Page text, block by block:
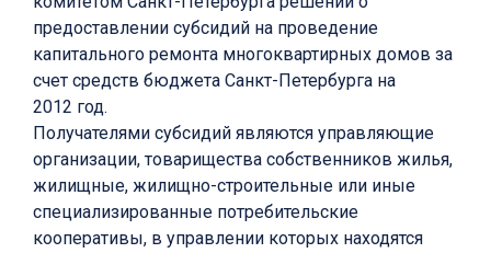
предоставлении субсидий на проведение
капитального ремонта многоквартирных домов за
счет средств бюджета Санкт-Петербурга на
2012 год.
Получателями субсидий являются управляющие
организации, товарищества собственников жилья,
жилищные, жилищно-строительные или иные
специализированные потребительские
кооперативы, в управлении которых находятся